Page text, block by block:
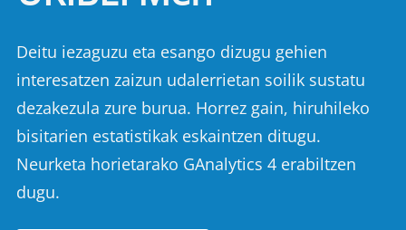
Deitu iezaguzu eta esango dizugu gehien
interesatzen zaizun udalerrietan soilik sustatu
dezakezula zure burua. Horrez gain, hiruhileko
bisitarien estatistikak eskaintzen ditugu.
Neurketa horietarako GAnalytics 4 erabiltzen
dugu.